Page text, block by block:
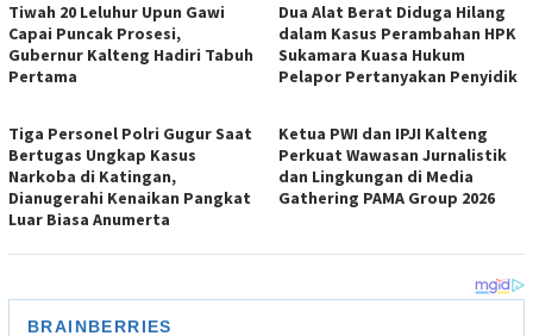
Tiwah 20 Leluhur Upun Gawi
Capai Puncak Prosesi,
Gubernur Kalteng Hadiri Tabuh
Pertama
Dua Alat Berat Diduga Hilang
dalam Kasus Perambahan HPK
Sukamara Kuasa Hukum
Pelapor Pertanyakan Penyidik
Tiga Personel Polri Gugur Saat
Bertugas Ungkap Kasus
Narkoba di Katingan,
Dianugerahi Kenaikan Pangkat
Luar Biasa Anumerta
Ketua PWI dan IPJI Kalteng
Perkuat Wawasan Jurnalistik
dan Lingkungan di Media
Gathering PAMA Group 2026